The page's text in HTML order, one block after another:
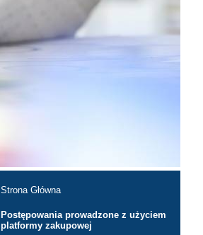
Strona Główna
Postępowania prowadzone z użyciem
platformy zakupowej